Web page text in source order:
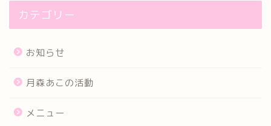
カテゴリー
お知らせ
月森あこの活動
メニュー